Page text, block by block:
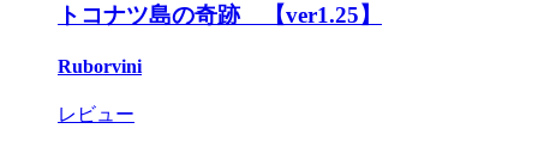
トコナツ島の奇跡 【ver1.25】
Ruborvini
レビュー